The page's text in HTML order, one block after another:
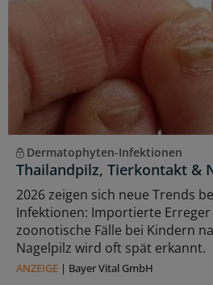
Dermatophyten-Infektionen
Thailandpilz, Tierkontakt &
2026 zeigen sich neue Trends
Infektionen: Importierte
zoonotische Fälle bei Kindern
Nagelpilz wird oft spät erkannt.
ANZEIGE | Bayer Vital GmbH